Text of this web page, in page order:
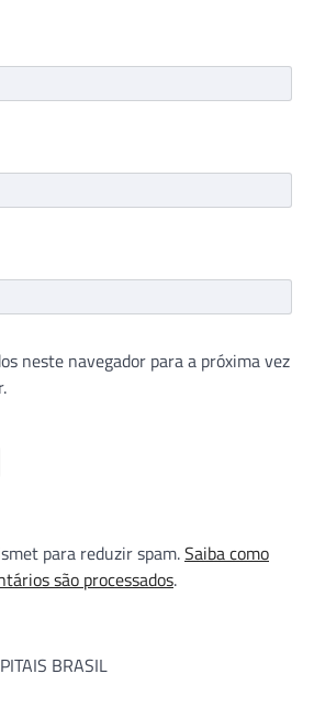
neste navegador para a próxima vez
para reduzir spam.Saiba como
são processados.
BRASIL